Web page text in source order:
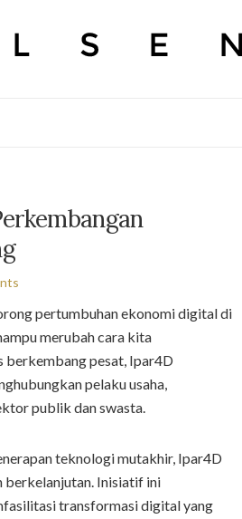
pertumbuhan ekonomi digital di
merubah cara kita
berkembang pesat, Ipar4D
pelaku usaha,
publik dan swasta.
teknologi mutakhir, Ipar4D
berkelanjutan. Inisiatif ini
transformasi digital yang